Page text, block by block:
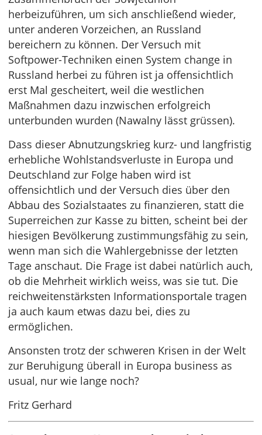
herbeizuführen, um sich anschließend wieder,
unter anderen Vorzeichen, an Russland
bereichern zu können. Der Versuch mit
Softpower-Techniken einen System change in
Russland herbei zu führen ist ja offensichtlich
erst Mal gescheitert, weil die westlichen
Maßnahmen dazu inzwischen erfolgreich
unterbunden wurden (Nawalny lässt grüssen).
Dass dieser Abnutzungskrieg kurz- und langfristig
erhebliche Wohlstandsverluste in Europa und
Deutschland zur Folge haben wird ist
offensichtlich und der Versuch dies über den
Abbau des Sozialstaates zu finanzieren, statt die
Superreichen zur Kasse zu bitten, scheint bei der
hiesigen Bevölkerung zustimmungsfähig zu sein,
wenn man sich die Wahlergebnisse der letzten
Tage anschaut. Die Frage ist dabei natürlich auch,
ob die Mehrheit wirklich weiss, was sie tut. Die
reichweitenstärksten Informationsportale tragen
ja auch kaum etwas dazu bei, dies zu
ermöglichen.
Ansonsten trotz der schweren Krisen in der Welt
zur Beruhigung überall in Europa business as
usual, nur wie lange noch?
Fritz Gerhard